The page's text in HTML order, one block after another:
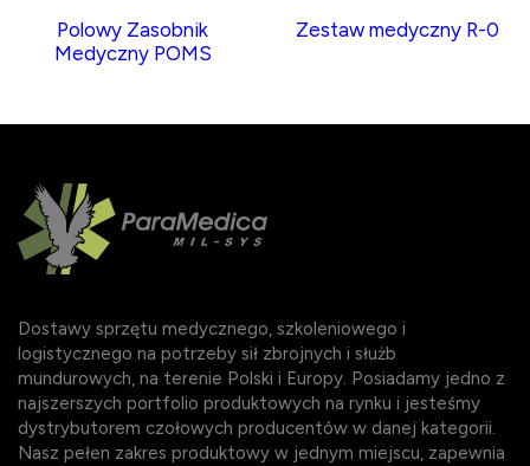
Polowy Zasobnik
Medyczny POMS
Zestaw medyczny R-0
Dostawy sprzętu medycznego, szkoleniowego i
logistycznego na potrzeby sił zbrojnych i służb
mundurowych, na terenie Polski i Europy. Posiadamy jedno z
najszerszych portfolio produktowych na rynku i jesteśmy
dystrybutorem czołowych producentów w danej kategorii.
Nasz pełen zakres produktowy w jednym miejscu, zapewnia